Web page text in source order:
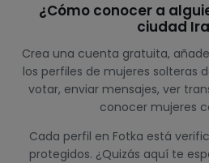
¿Cómo conocer a
ciudad
Crea una cuenta gratuita,
los perfiles de mujeres solteras
votar, enviar mensajes, ver
conocer mujeres
Cada perfil en Fotka está
protegidos. ¿Quizás aquí te